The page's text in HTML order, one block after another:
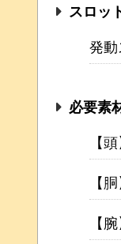
スロッ
発動
必要素
【
【
【